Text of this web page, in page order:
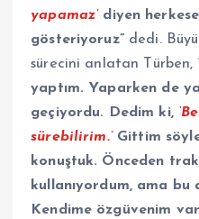
yapamaz’ diyen
gösteriyoruz”dedi.
sürecini anlatan Türben,
yaptım. Yaparken de
geçiyordu. Dedim ki,
sürebilirim.’Gittim
konuştuk. Önceden
kullanıyordum, ama bu
Kendime özgüvenim